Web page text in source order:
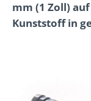
mm (1 Zoll) auf
Kunststoff in